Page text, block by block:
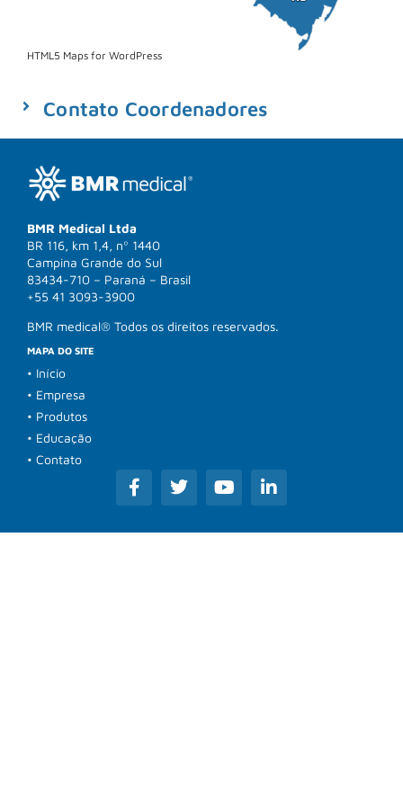
HTML5 Maps for WordPress
Contato Coordenadores​
BMR Medical Ltda
BR 116, km 1,4, nº 1440
Campina Grande do Sul
83434-710 – Paraná – Brasil
+55 41 3093-3900
BMR medical® Todos os direitos reservados.
MAPA DO SITE
• Início
• Empresa
• Produtos
• Educação
• Contato